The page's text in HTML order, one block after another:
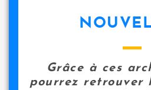
Grâce à ces
pourrez retrouver